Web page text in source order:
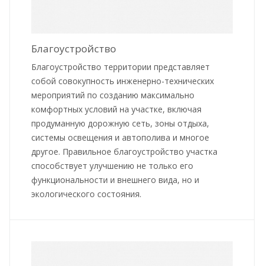
Благоустройство
Благоустройство территории представляет
собой совокупность инженерно-технических
мероприятий по созданию максимально
комфортных условий на участке, включая
продуманную дорожную сеть, зоны отдыха,
системы освещения и автополива и многое
другое. Правильное благоустройство участка
способствует улучшению не только его
функциональности и внешнего вида, но и
экологического состояния.